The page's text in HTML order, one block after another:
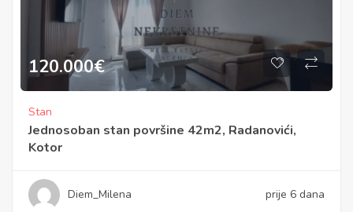
120.000€
Stan
Jednosoban stan površine 42m2, Radanovići,
Kotor
Diem_Milena prije 6 dana